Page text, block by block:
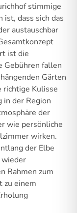
stimmige
ist, dass sich das
austauschbar
ist die
Gebühren fallen
Gärten
richtige Kulisse
in der Region
der
wie persönliche
wirken.
der Elbe
wieder
Rahmen zum
zu einem